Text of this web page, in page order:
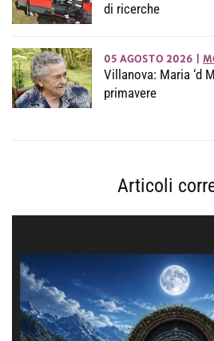
di ricerche
05 AGOSTO 2026
Villanova: Maria ‘d
primavere
Articoli